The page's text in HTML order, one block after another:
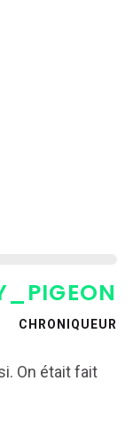
CHRONIQUEUR
On était fait